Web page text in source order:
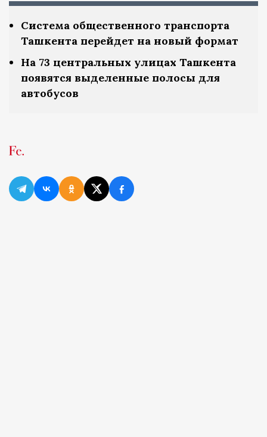
Система общественного транспорта
Ташкента перейдет на новый формат
На 73 центральных улицах Ташкента
появятся выделенные полосы для
автобусов